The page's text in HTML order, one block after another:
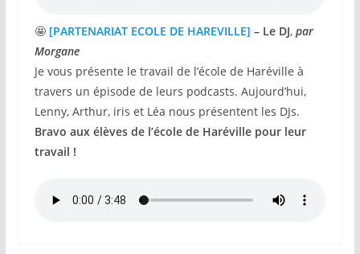
🤩 [PARTENARIAT ECOLE DE HAREVILLE] – Le DJ, par
Morgane
Je vous présente le travail de l’école de Haréville à
travers un épisode de leurs podcasts. Aujourd’hui,
Lenny, Arthur, iris et Léa nous présentent les DJs.
Bravo aux élèves de l’école de Haréville pour leur
travail !